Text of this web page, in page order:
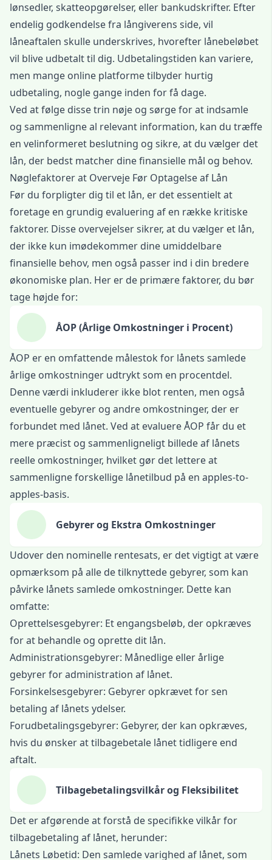
lønsedler, skatteopgørelser, eller bankudskrifter. Efter
endelig godkendelse fra långiverens side, vil
låneaftalen skulle underskrives, hvorefter lånebeløbet
vil blive udbetalt til dig. Udbetalingstiden kan variere,
men mange online platforme tilbyder hurtig
udbetaling, nogle gange inden for få dage.
Ved at følge disse trin nøje og sørge for at indsamle
og sammenligne al relevant information, kan du træffe
en velinformeret beslutning og sikre, at du vælger det
lån, der bedst matcher dine finansielle mål og behov.
Nøglefaktorer at Overveje Før Optagelse af Lån
Før du forpligter dig til et lån, er det essentielt at
foretage en grundig evaluering af en række kritiske
faktorer. Disse overvejelser sikrer, at du vælger et lån,
der ikke kun imødekommer dine umiddelbare
finansielle behov, men også passer ind i din bredere
økonomiske plan. Her er de primære faktorer, du bør
tage højde for:
ÅOP (Årlige Omkostninger i Procent)
ÅOP er en omfattende målestok for lånets samlede
årlige omkostninger udtrykt som en procentdel.
Denne værdi inkluderer ikke blot renten, men også
eventuelle gebyrer og andre omkostninger, der er
forbundet med lånet. Ved at evaluere ÅOP får du et
mere præcist og sammenligneligt billede af lånets
reelle omkostninger, hvilket gør det lettere at
sammenligne forskellige lånetilbud på en apples-to-
apples-basis.
Gebyrer og Ekstra Omkostninger
Udover den nominelle rentesats, er det vigtigt at være
opmærksom på alle de tilknyttede gebyrer, som kan
påvirke lånets samlede omkostninger. Dette kan
omfatte:
Oprettelsesgebyrer: Et engangsbeløb, der opkræves
for at behandle og oprette dit lån.
Administrationsgebyrer: Månedlige eller årlige
gebyrer for administration af lånet.
Forsinkelsesgebyrer: Gebyrer opkrævet for sen
betaling af lånets ydelser.
Forudbetalingsgebyrer: Gebyrer, der kan opkræves,
hvis du ønsker at tilbagebetale lånet tidligere end
aftalt.
Tilbagebetalingsvilkår og Fleksibilitet
Det er afgørende at forstå de specifikke vilkår for
tilbagebetaling af lånet, herunder:
Lånets Løbetid: Den samlede varighed af lånet, som